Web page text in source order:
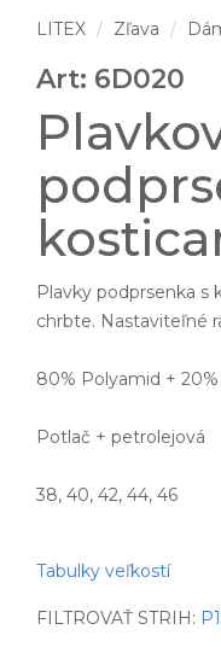
LITEX Zľava
Art: 6D020
Plavky podprsenka s
chrbte. Nastaviteľné
80% Polyamid + 20%
Potlač + petrolejová
38, 40, 42, 44, 46
Tabulky veľkostí
FILTROVAŤ STRIH: